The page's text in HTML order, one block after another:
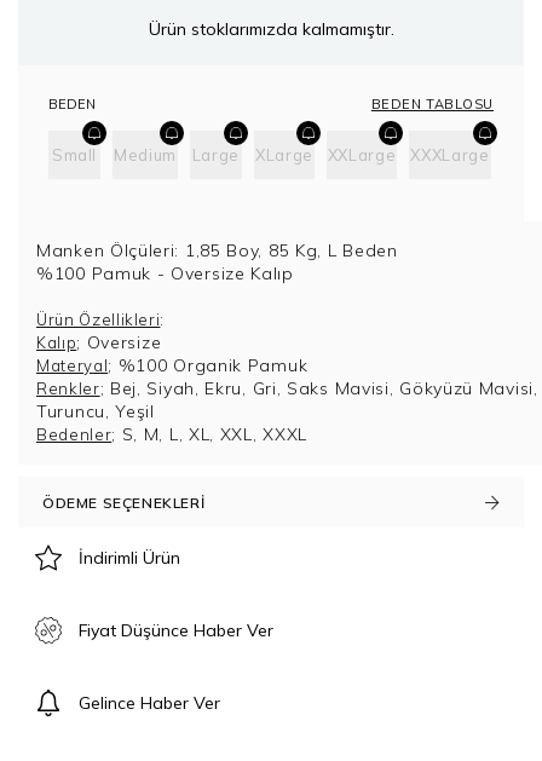
Ürün stoklarımızda kalmamıştır.
BEDEN BEDEN TABLOSU
Small Medium Large XLarge XXLarge XXXLarge
Manken Ölçüleri: 1,85 Boy, 85 Kg, L Beden
%100 Pamuk - Oversize Kalıp
Ürün Özellikleri:
Kalıp; Oversize
Materyal; %100 Organik Pamuk
Renkler; Bej, Siyah, Ekru, Gri, Saks Mavisi, Gökyüzü Mavisi,
Turuncu, Yeşil
Bedenler; S, M, L, XL, XXL, XXXL
ÖDEME SEÇENEKLERI
İndirimli Ürün
Fiyat Düşünce Haber Ver
Gelince Haber Ver